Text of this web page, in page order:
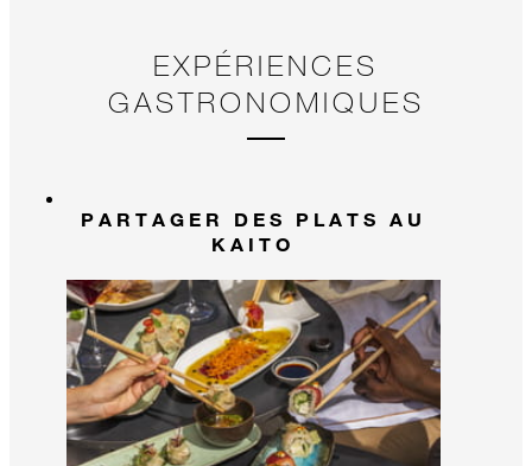
EXPÉRIENCES
GASTRONOMIQUES
PARTAGER DES PLATS AU
KAITO